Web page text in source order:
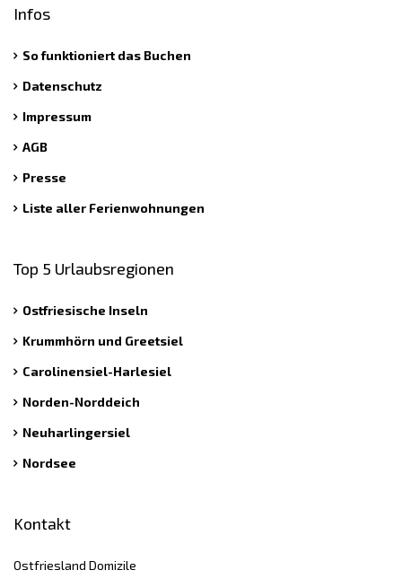
Infos
So funktioniert das Buchen
Datenschutz
Impressum
AGB
Presse
Liste aller Ferienwohnungen
Top 5 Urlaubsregionen
Ostfriesische Inseln
Krummhörn und Greetsiel
Carolinensiel-Harlesiel
Norden-Norddeich
Neuharlingersiel
Nordsee
Kontakt
Ostfriesland Domizile